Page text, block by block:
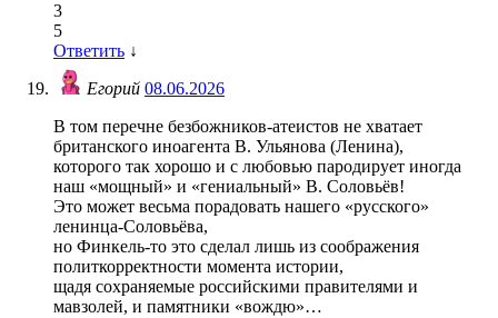
3
5
Ответить ↓
Егорий 08.06.2026
В том перечне безбожников-атеистов не хватает
британского иноагента В. Ульянова (Ленина),
которого так хорошо и с любовью пародирует иногда
наш «мощный» и «гениальный» В. Соловьёв!
Это может весьма порадовать нашего «русского»
ленинца-Соловьёва,
но Финкель-то это сделал лишь из соображения
политкорректности момента истории,
щадя сохраняемые российскими правителями и
мавзолей, и памятники «вождю»…